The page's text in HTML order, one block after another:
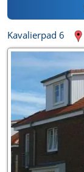
Kavalierpad 6